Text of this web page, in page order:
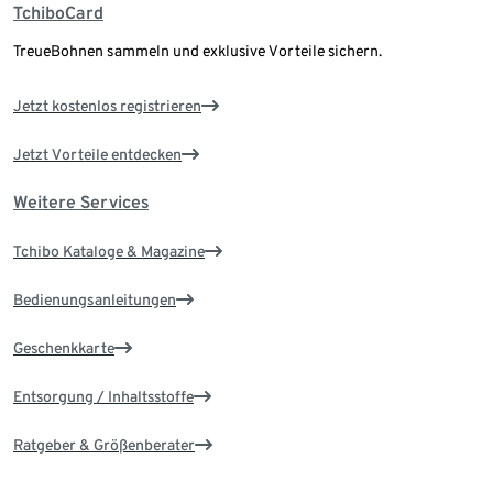
TchiboCard
TreueBohnen sammeln und exklusive Vorteile sichern.
Jetzt kostenlos registrieren
Jetzt Vorteile entdecken
Weitere Services
Tchibo Kataloge & Magazine
Bedienungsanleitungen
Geschenkkarte
Entsorgung / Inhaltsstoffe
Ratgeber & Größenberater